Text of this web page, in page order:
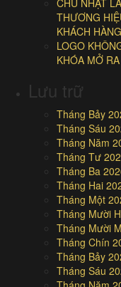
CHỦ NHẬT
THƯƠNG
KHÁCH HÀNG
LOGO
KHÓA MỞ
Lưu trữ
Tháng Bảy
Tháng Sáu
Tháng Năm
Tháng Tư
Tháng Ba
Tháng Hai
Tháng Một
Tháng Mười
Tháng Mười
Tháng Chín
Tháng Bảy
Tháng Sáu